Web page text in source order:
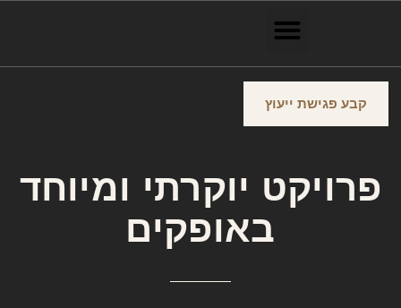
קבע פגישת ייעוץ
פרויקט יוקרתי ומיוחד
באופקים